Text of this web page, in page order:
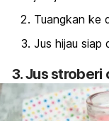
Tuangkan ke
Jus hijau siap
3. Jus